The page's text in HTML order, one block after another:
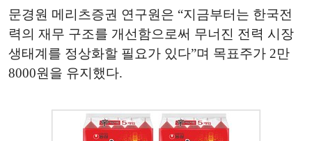
문경원 메리츠증권 연구원은 “지금부터는 한국전
력의 재무 구조를 개선함으로써 무너진 전력 시장
생태계를 정상화할 필요가 있다”며 목표주가 2만
8000원을 유지했다.